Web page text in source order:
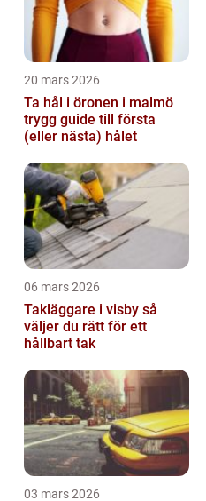
20 mars 2026
Ta hål i öronen i malmö
trygg guide till första
(eller nästa) hålet
06 mars 2026
Takläggare i visby så
väljer du rätt för ett
hållbart tak
03 mars 2026